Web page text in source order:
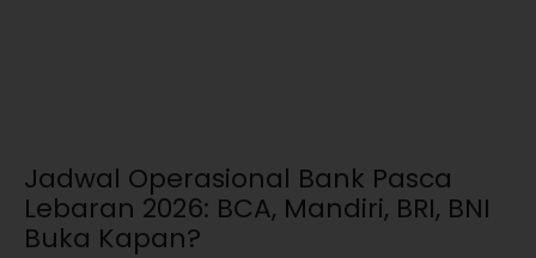
Jadwal Operasional Bank Pasca
Lebaran 2026: BCA, Mandiri, BRI, BNI
Buka Kapan?